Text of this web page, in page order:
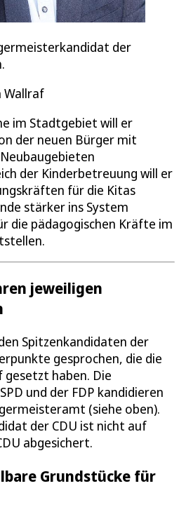
der
Wallraf
im Stadtgebiet will er
der neuen Bürger mit
der Kinderbetreuung will er
für die Kitas
stärker ins System
die pädagogischen Kräfte im
jeweiligen
Spitzenkandidaten der
gesprochen, die die
gesetzt haben. Die
und der FDP kandidieren
(siehe oben).
der CDU ist nicht auf
abgesichert.
Grundstücke für